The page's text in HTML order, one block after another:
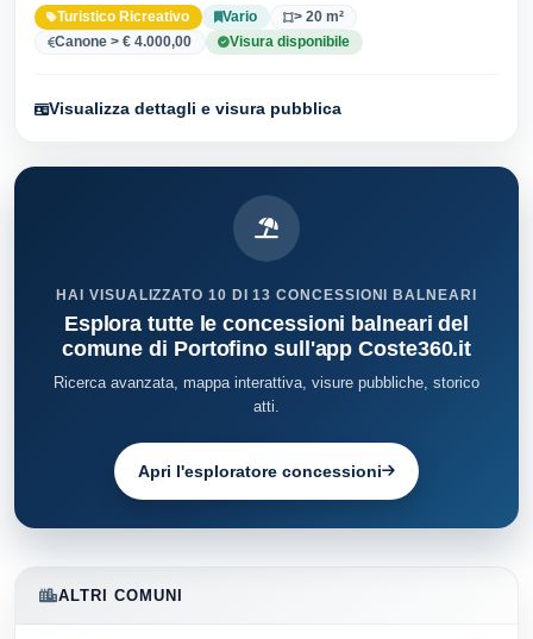
ALTRI COMUNI
Turistico Ricreativo Vario
> 20 m²
Canone > € 4.000,00
Visura disponibile
Visualizza dettagli e visura pubblica
HAI VISUALIZZATO 10 DI 13 CONCESSIONI BALNEARI
Esplora tutte le concessioni balneari del
comune di Portofino sull'app Coste360.it
Ricerca avanzata, mappa interattiva, visure pubbliche, storico
atti.
Apri l'esploratore concessioni